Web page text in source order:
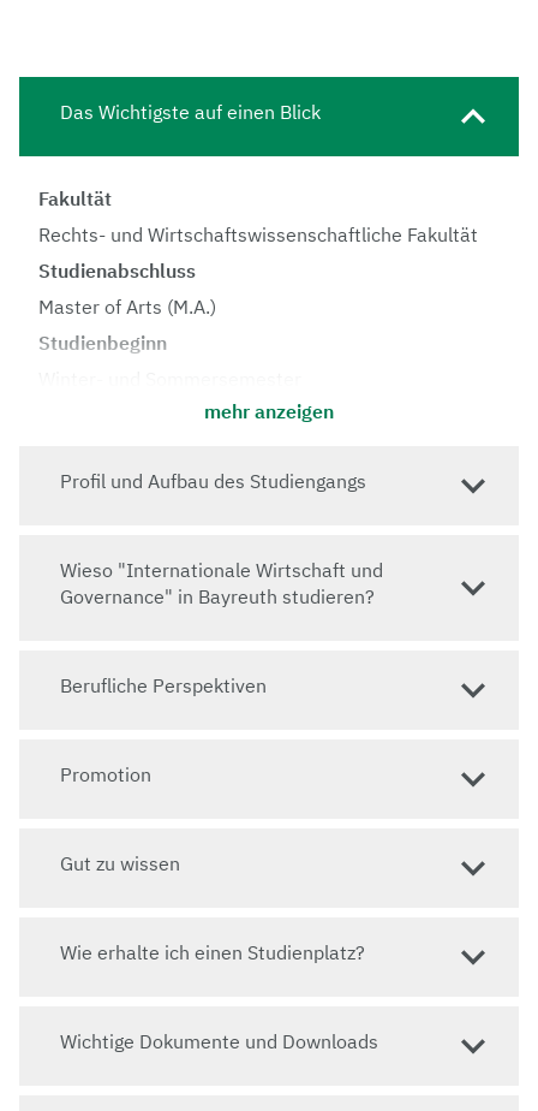
Das Wichtigste auf einen Blick
Fakultät
Rechts- und Wirtschaftswissenschaftliche Fakultät
Studienabschluss
Master of Arts (M.A.)
Studienbeginn
Vorlesungssprache
Zulassung
Sprachkenntnisse: Deutsch B2, Englisch B2
mehr anzeigen
Profil und Aufbau des Studiengangs
Wieso "Internationale Wirtschaft und
Governance" in Bayreuth studieren?
Berufliche Perspektiven
Promotion
Gut zu wissen
Wie erhalte ich einen Studienplatz?
Wichtige Dokumente und Downloads